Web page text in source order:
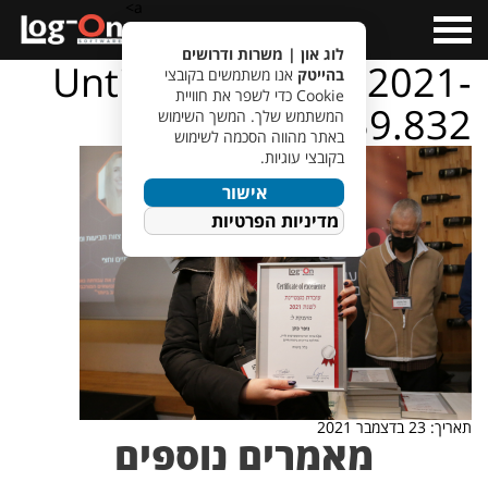
Menu
Untitled design – 2021-
12-23T122159.832
תאריך: 23 בדצמבר 2021
מאמרים נוספים
לוג און | משרות ודרושים
בהייטק אנו משתמשים בקובצי
Cookie כדי לשפר את חוויית
המשתמש שלך. המשך השימוש
באתר מהווה הסכמה לשימוש
בקובצי עוגיות.
אישור
מדיניות הפרטיות